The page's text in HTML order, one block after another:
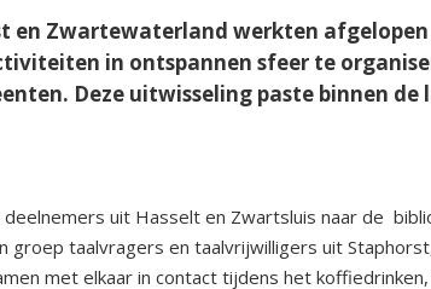
en Zwartewaterland werkten
in ontspannen sfeer te
Deze uitwisseling paste binnen de
uit Hasselt en Zwartsluis naar de
taalvragers en taalvrijwilligers uit
met elkaar in contact tijdens het